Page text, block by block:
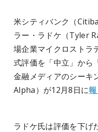
米シティバンク（
ラー・ラドケ（Tyler
場企業マイクロスト
式評価を「中立」から
金融メディアのシーキ
Alpha）が12月8日に報
ラドケ氏は評価を下げ